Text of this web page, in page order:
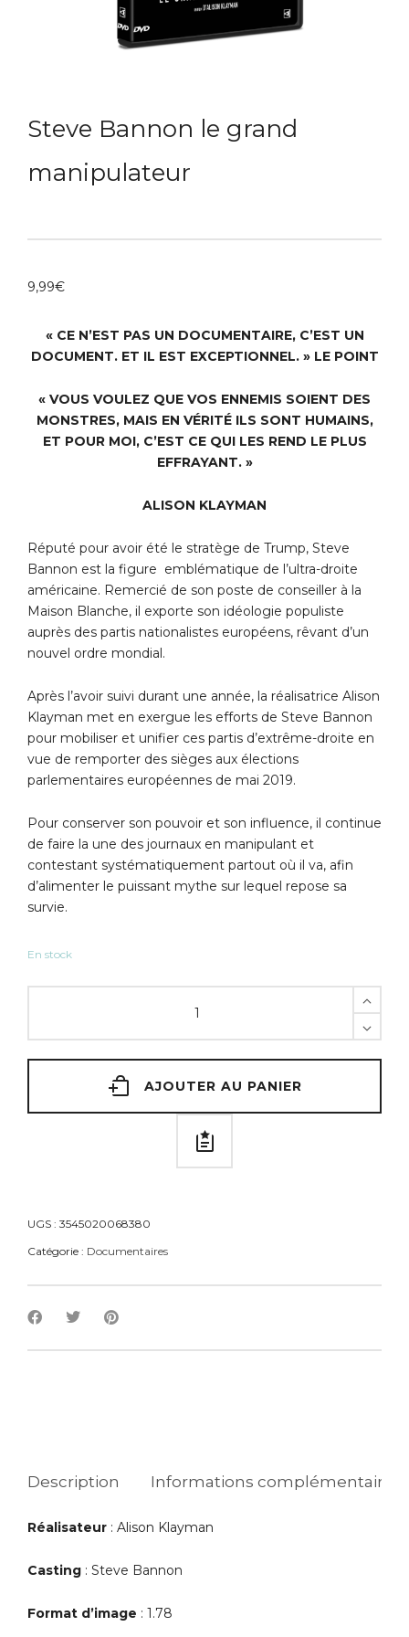
Steve Bannon le grand
manipulateur
9,99€
« CE N’EST PAS UN DOCUMENTAIRE, C’EST UN
DOCUMENT. ET IL EST EXCEPTIONNEL. » LE POINT
« VOUS VOULEZ QUE VOS ENNEMIS SOIENT DES
MONSTRES, MAIS EN VÉRITÉ ILS SONT HUMAINS,
ET POUR MOI, C’EST CE QUI LES REND LE PLUS
EFFRAYANT. »
ALISON KLAYMAN
Réputé pour avoir été le stratège de Trump, Steve
Bannon est la figure emblématique de l’ultra-droite
américaine. Remercié de son poste de conseiller à la
Maison Blanche, il exporte son idéologie populiste
auprès des partis nationalistes européens, rêvant d’un
nouvel ordre mondial.
Après l’avoir suivi durant une année, la réalisatrice Alison
Klayman met en exergue les efforts de Steve Bannon
pour mobiliser et unifier ces partis d’extrême-droite en
vue de remporter des sièges aux élections
parlementaires européennes de mai 2019.
Pour conserver son pouvoir et son influence, il continue
de faire la une des journaux en manipulant et
contestant systématiquement partout où il va, afin
d’alimenter le puissant mythe sur lequel repose sa
survie.
En stock
AJOUTER AU PANIER
UGS : 3545020068380
Catégorie : Documentaires
Description Informations complémentaires
Réalisateur : Alison Klayman
Casting : Steve Bannon
Format d’image : 1.78